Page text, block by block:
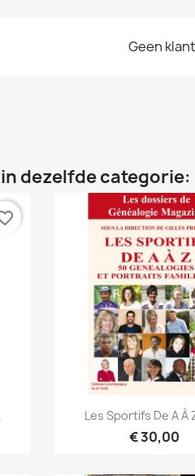
Geen
dezelfde categorie:
Snel
Les Sportifs De A À
€ 30,00